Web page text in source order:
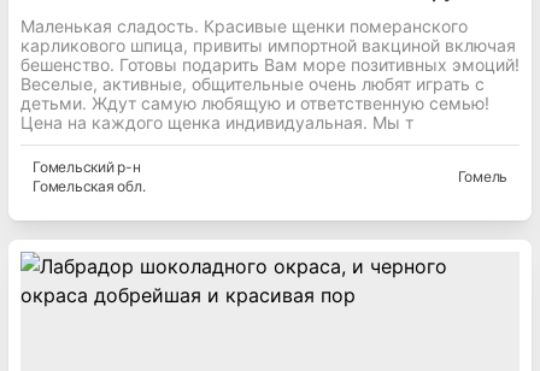
Маленькая сладость. Красивые щенки померанского
карликового шпица, привиты импортной вакциной включая
бешенство. Готовы подарить Вам море позитивных эмоций!
Веселые, активные, общительные очень любят играть с
детьми. Ждут самую любящую и ответственную семью!
Цена на каждого щенка индивидуальная. Мы т
Гомельскийр-н
Гомельская обл.
Гомель